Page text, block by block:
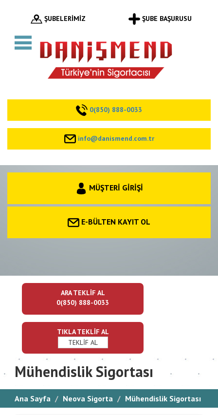
ŞUBELERİMİZ ŞUBE BAŞURUSU
0(850) 888-0033
info@danismend.com.tr
MÜŞTERİ GİRİŞİ
E-BÜLTEN KAYIT OL
ARA TEKLİF AL
0(850) 888-0033
TIKLA TEKLİF AL
TEKLİF AL
Mühendislik Sigortası
Ana Sayfa Neova Sigorta Mühendislik Sigortası